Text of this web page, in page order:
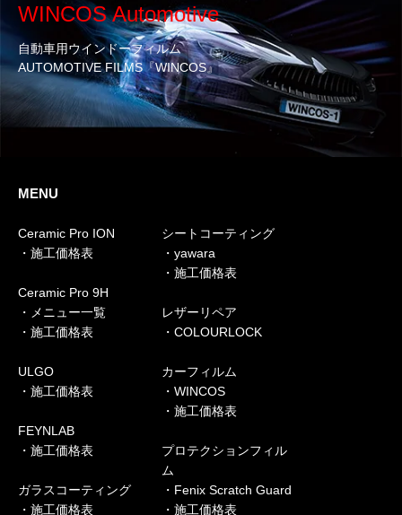
WINCOS Automotive
自動車用ウインドーフィルム
AUTOMOTIVE FILMS『WINCOS』
MENU
Ceramic Pro ION
・施工価格表
Ceramic Pro 9H
・メニュー一覧
・施工価格表
ULGO
・施工価格表
FEYNLAB
・施工価格表
ガラスコーティング
・施工価格表
シートコーティング
・yawara
・施工価格表
レザーリペア
・COLOURLOCK
カーフィルム
・WINCOS
・施工価格表
プロテクションフィル
ム
・Fenix Scratch Guard
・施工価格表